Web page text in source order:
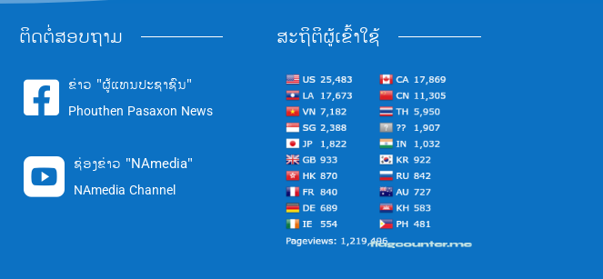
ຕິດຕໍ່ສອບຖາມ
 ຂ່າວ "ຜູ້ແທນປະຊາຊົນ"
Phouthen Pasaxon News
 ຊ່ອງຂ່າວ "NAmedia"
NAmedia Channel
ສະຖິຕິຜູ້ເຂົ້າໃຊ້